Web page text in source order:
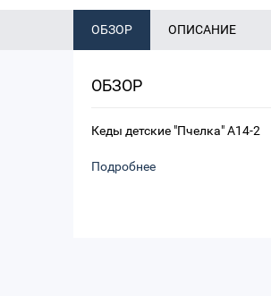
ОБЗОР ОПИСАНИЕ
ОБЗОР
Кеды детские "Пчелка" A14-2
Подробнее